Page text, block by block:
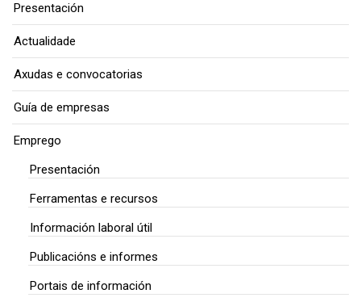
Presentación
Actualidade
Axudas e convocatorias
Guía de empresas
Emprego
Presentación
Ferramentas e recursos
Información laboral útil
Publicacións e informes
Portais de información